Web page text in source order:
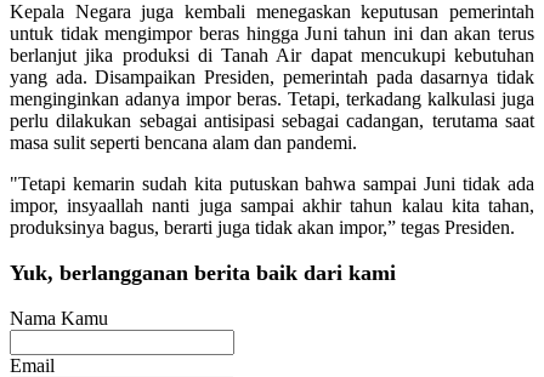
Kepala Negara juga kembali menegaskan keputusan pemerintah
untuk tidak mengimpor beras hingga Juni tahun ini dan akan terus
berlanjut jika produksi di Tanah Air dapat mencukupi kebutuhan
yang ada. Disampaikan Presiden, pemerintah pada dasarnya tidak
menginginkan adanya impor beras. Tetapi, terkadang kalkulasi juga
perlu dilakukan sebagai antisipasi sebagai cadangan, terutama saat
masa sulit seperti bencana alam dan pandemi.
"Tetapi kemarin sudah kita putuskan bahwa sampai Juni tidak ada
impor, insyaallah nanti juga sampai akhir tahun kalau kita tahan,
produksinya bagus, berarti juga tidak akan impor,” tegas Presiden.
Yuk, berlangganan berita baik dari kami
Nama Kamu
Email